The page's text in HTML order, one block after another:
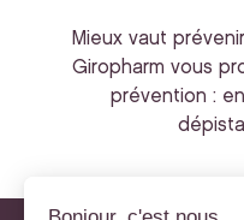
Mieux vaut
Giropharm vous
prévention :